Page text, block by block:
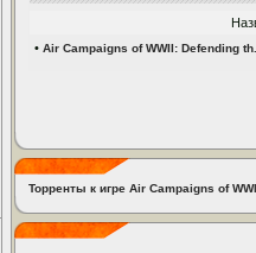
• Air Campaigns of WWII: Defending
Торренты к игре Air Campaigns of